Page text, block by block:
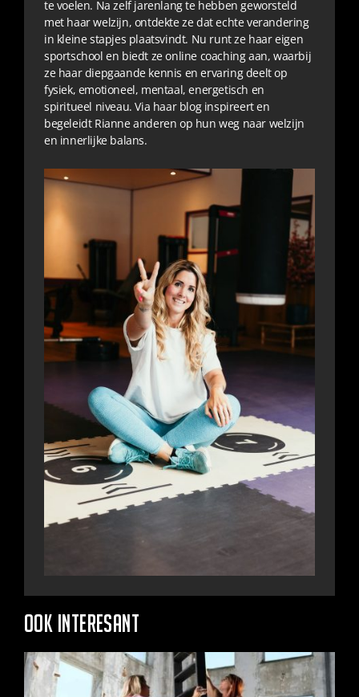
te voelen. Na zelf jarenlang te hebben geworsteld
met haar welzijn, ontdekte ze dat echte verandering
in kleine stapjes plaatsvindt. Nu runt ze haar eigen
sportschool en biedt ze online coaching aan, waarbij
ze haar diepgaande kennis en ervaring deelt op
fysiek, emotioneel, mentaal, energetisch en
spiritueel niveau. Via haar blog inspireert en
begeleidt Rianne anderen op hun weg naar welzijn
en innerlijke balans.
Ook interesant